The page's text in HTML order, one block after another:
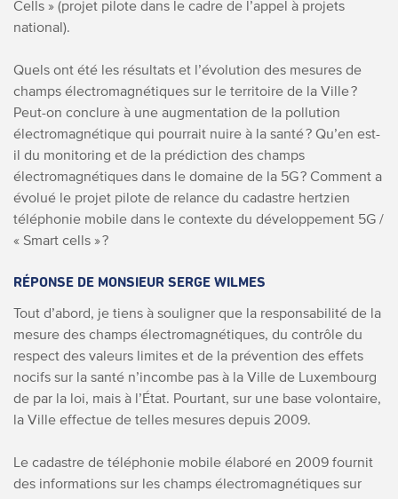
Cells » (projet pilote dans le cadre de l’appel à projets
national).
Quels ont été les résultats et l’évolution des mesures de
champs électromagnétiques sur le territoire de la Ville ?
Peut-on conclure à une augmentation de la pollution
électromagnétique qui pourrait nuire à la santé ? Qu’en est-
il du monitoring et de la prédiction des champs
électromagnétiques dans le domaine de la 5G ? Comment a
évolué le projet pilote de relance du cadastre hertzien
téléphonie mobile dans le contexte du développement 5G /
« Smart cells » ?
RÉPONSE DE MONSIEUR SERGE WILMES
Tout d’abord, je tiens à souligner que la responsabilité de la
mesure des champs électromagnétiques, du contrôle du
respect des valeurs limites et de la prévention des effets
nocifs sur la santé n’incombe pas à la Ville de Luxembourg
de par la loi, mais à l’État. Pourtant, sur une base volontaire,
la Ville effectue de telles mesures depuis 2009.
Le cadastre de téléphonie mobile élaboré en 2009 fournit
des informations sur les champs électromagnétiques sur